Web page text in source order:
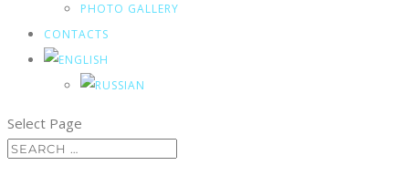
PHOTO GALLERY
CONTACTS
Select Page